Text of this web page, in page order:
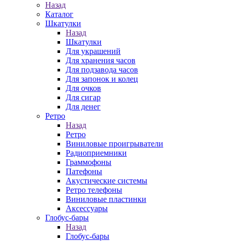
Назад
Каталог
Шкатулки
Назад
Шкатулки
Для украшений
Для хранения часов
Для подзавода часов
Для запонок и колец
Для очков
Для сигар
Для денег
Ретро
Назад
Ретро
Виниловые проигрыватели
Радиоприемники
Граммофоны
Патефоны
Акустические системы
Ретро телефоны
Виниловые пластинки
Аксессуары
Глобус-бары
Назад
Глобус-бары